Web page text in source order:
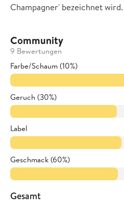
Champagner' bezeichnet wird.
Community
9 Bewertungen
Farbe/Schaum (10%)
Geruch (30%)
Label
Geschmack (60%)
Gesamt